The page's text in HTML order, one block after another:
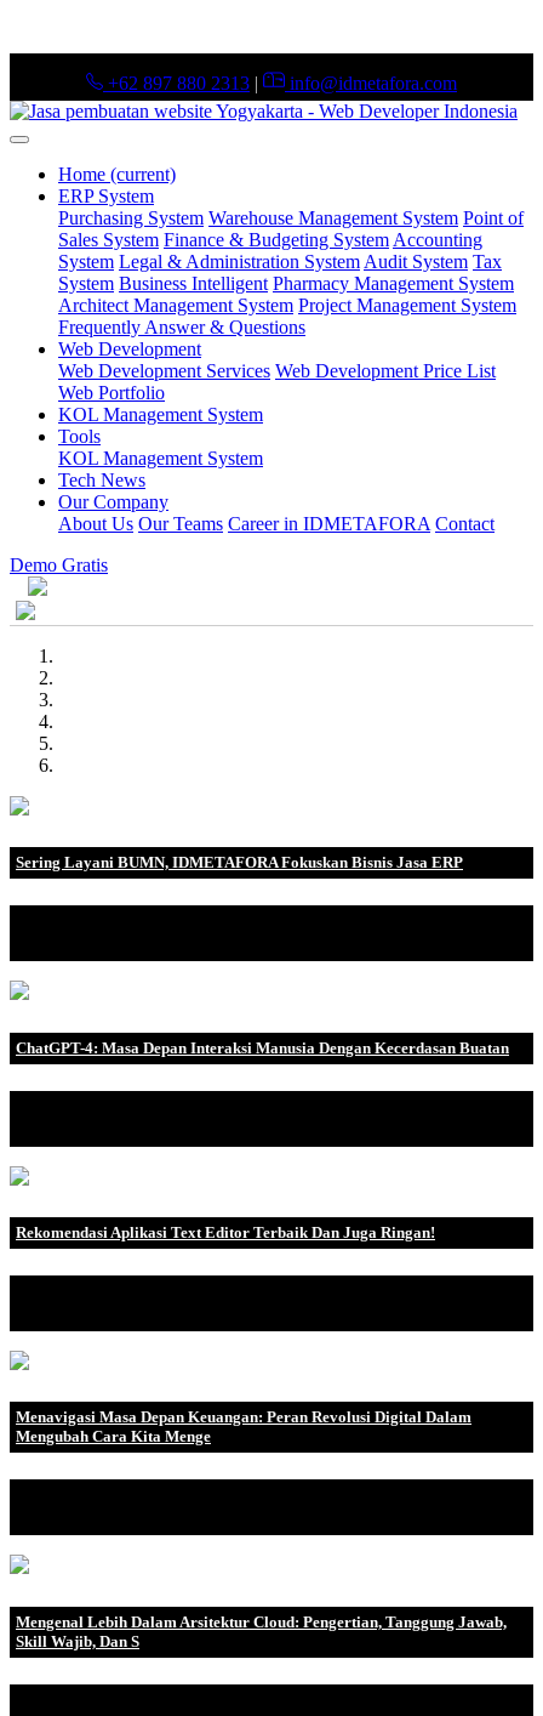
+62 897 880 2313 | info@idmetafora.com
Home (current)
ERP System
Purchasing System Warehouse Management System Point of
Sales System Finance & Budgeting System Accounting
System Legal & Administration System Audit System Tax
System Business Intelligent Pharmacy Management System
Architect Management System Project Management System
Frequently Answer & Questions
Web Development
Web Development Services Web Development Price List
Web Portfolio
KOL Management System
Tools
KOL Management System
Tech News
Our Company
About Us Our Teams Career in IDMETAFORA Contact
Demo Gratis
Sering Layani BUMN, IDMETAFORA Fokuskan Bisnis Jasa ERP
ChatGPT-4: Masa Depan Interaksi Manusia Dengan Kecerdasan Buatan
Rekomendasi Aplikasi Text Editor Terbaik Dan Juga Ringan!
Menavigasi Masa Depan Keuangan: Peran Revolusi Digital Dalam
Mengubah Cara Kita Menge
Mengenal Lebih Dalam Arsitektur Cloud: Pengertian, Tanggung Jawab,
Skill Wajib, Dan S